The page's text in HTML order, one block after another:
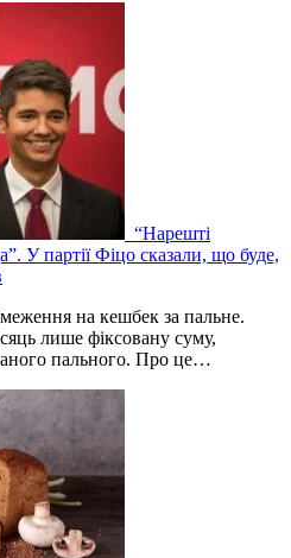
“Нарешті
У партії Фіцо сказали, що буде,
на кешбек за пальне.
лише фіксовану суму,
пального. Про це…